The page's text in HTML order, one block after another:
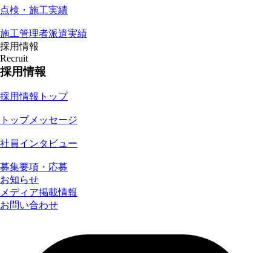
点検・施工実績
施工管理者派遣実績
採用情報
Recruit
採用情報
採用情報トップ
トップメッセージ
社員インタビュー
募集要項・応募
お知らせ
メディア掲載情報
お問い合わせ